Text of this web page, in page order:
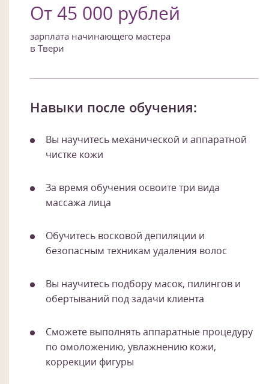
От 45 000 рублей
зарплата начинающего мастера
в Твери
Навыки после обучения:
Вы научитесь механической и аппаратной
чистке кожи
За время обучения освоите три вида
массажа лица
Обучитесь восковой депиляции и
безопасным техникам удаления волос
Вы научитесь подбору масок, пилингов и
обертываний под задачи клиента
Сможете выполнять аппаратные процедуру
по омоложению, увлажнению кожи,
коррекции фигуры